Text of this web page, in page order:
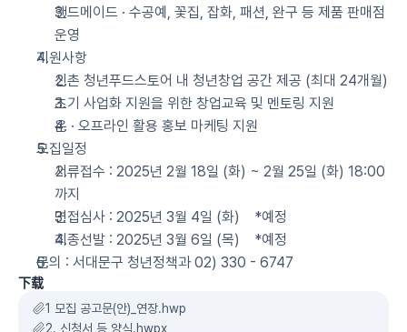
핸드메이드 · 수공예, 꽃집, 잡화, 패션, 완구 등 제품 판매점
운영
지원사항
신촌 청년푸드스토어 내 청년창업 공간 제공 (최대 24개월)
초기 사업화 지원을 위한 창업교육 및 멘토링 지원
온 · 오프라인 활용 홍보 마케팅 지원
모집일정
서류접수 : 2025년 2월 18일 (화) ~ 2월 25일 (화) 18:00
까지
면접심사 : 2025년 3월 4일 (화)    *예정
최종선발 : 2025년 3월 6일 (목)    *예정
문의 : 서대문구 청년정책과 02) 330 - 6747
下载
1 모집 공고문(안)_연장.hwp
2. 신청서 등 양식.hwpx